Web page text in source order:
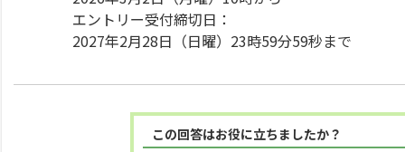
エントリー受付締切日：
2027年2月28日（日曜）23時59分59秒まで
この回答はお役に立ちましたか？